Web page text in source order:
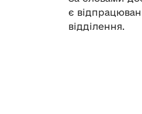
є
відділення.